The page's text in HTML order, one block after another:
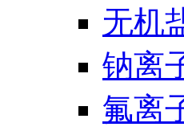
无机
钠离
氟离